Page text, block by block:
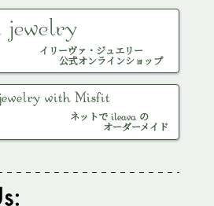
jewelry
イリーヴァ・ジュエリー
公式オンラインショップ
with Misfit
ネットで ileava の
オーダーメイド